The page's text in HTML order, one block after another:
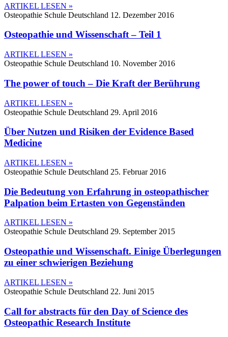
ARTIKEL LESEN »
Osteopathie Schule Deutschland 12. Dezember 2016
Osteopathie und Wissenschaft – Teil 1
ARTIKEL LESEN »
Osteopathie Schule Deutschland 10. November 2016
The power of touch – Die Kraft der Berührung
ARTIKEL LESEN »
Osteopathie Schule Deutschland 29. April 2016
Über Nutzen und Risiken der Evidence Based
Medicine
ARTIKEL LESEN »
Osteopathie Schule Deutschland 25. Februar 2016
Die Bedeutung von Erfahrung in osteopathischer
Palpation beim Ertasten von Gegenständen
ARTIKEL LESEN »
Osteopathie Schule Deutschland 29. September 2015
Osteopathie und Wissenschaft. Einige Überlegungen
zu einer schwierigen Beziehung
ARTIKEL LESEN »
Osteopathie Schule Deutschland 22. Juni 2015
Call for abstracts für den Day of Science des
Osteopathic Research Institute